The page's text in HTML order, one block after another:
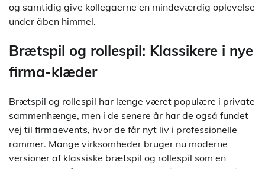
og samtidig give kollegaerne en mindeværdig oplevelse
under åben himmel.
Brætspil og rollespil: Klassikere i nye
firma-klæder
Brætspil og rollespil har længe været populære i private
sammenhænge, men i de senere år har de også fundet
vej til firmaevents, hvor de får nyt liv i professionelle
rammer. Mange virksomheder bruger nu moderne
versioner af klassiske brætspil og rollespil som en